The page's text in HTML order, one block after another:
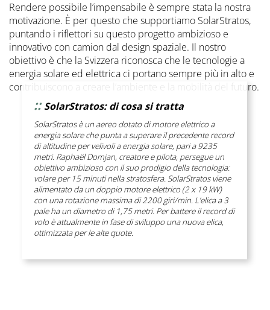
Rendere possibile l’impensabile è sempre stata la nostra
motivazione. È per questo che supportiamo SolarStratos,
puntando i riflettori su questo progetto ambizioso e
innovativo con camion dal design spaziale. Il nostro
obiettivo è che la Svizzera riconosca che le tecnologie a
energia solare ed elettrica ci portano sempre più in alto e
contribuiscono a creare l’ambiente e la mobilità del futuro.
:: SolarStratos: di cosa si tratta
SolarStratos è un aereo dotato di motore elettrico a
energia solare che punta a superare il precedente record
di altitudine per velivoli a energia solare, pari a 9235
metri. Raphaël Domjan, creatore e pilota, persegue un
obiettivo ambizioso con il suo prodigio della tecnologia:
volare per 15 minuti nella stratosfera. SolarStratos viene
alimentato da un doppio motore elettrico (2 x 19 kW)
con una rotazione massima di 2200 giri/min. L’elica a 3
pale ha un diametro di 1,75 metri. Per battere il record di
volo è attualmente in fase di sviluppo una nuova elica,
ottimizzata per le alte quote.